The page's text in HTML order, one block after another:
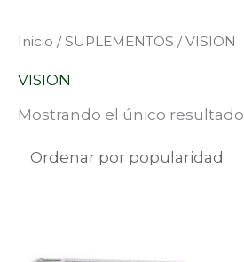
Inicio /SUPLEMENTOS / VISION
VISION
Mostrando el único resultado